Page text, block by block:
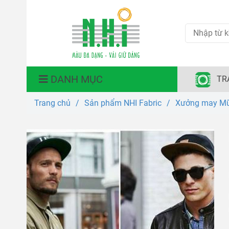
DANH MỤC
Trang chủ / Sản phẩm NHI Fabric / Xưởng may